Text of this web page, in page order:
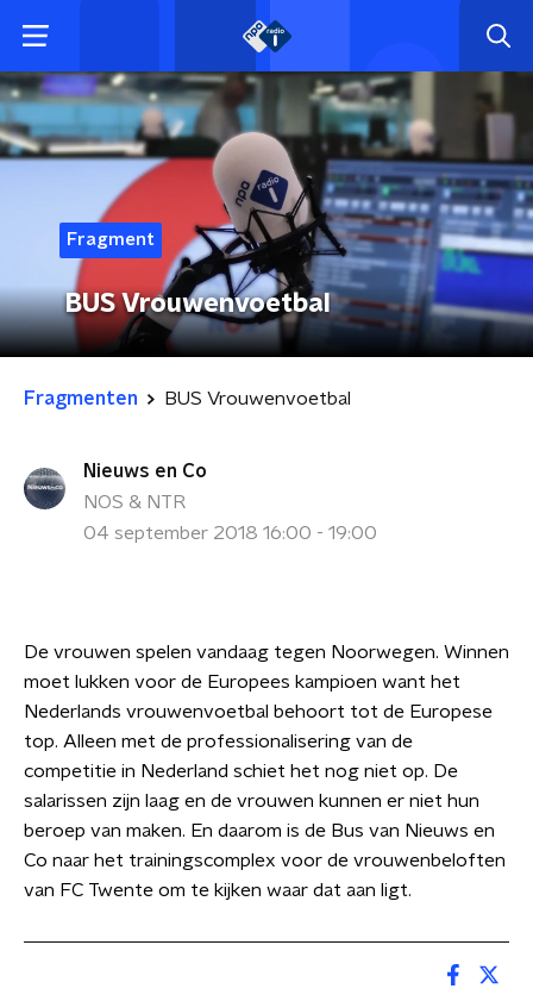
Fragment
BUS Vrouwenvoetbal
Fragmenten BUS Vrouwenvoetbal
Nieuws en Co
NOS & NTR
04 september 2018 16:00 - 19:00
De vrouwen spelen vandaag tegen Noorwegen. Winnen
moet lukken voor de Europees kampioen want het
Nederlands vrouwenvoetbal behoort tot de Europese
top. Alleen met de professionalisering van de
competitie in Nederland schiet het nog niet op. De
salarissen zijn laag en de vrouwen kunnen er niet hun
beroep van maken. En daarom is de Bus van Nieuws en
Co naar het trainingscomplex voor de vrouwenbeloften
van FC Twente om te kijken waar dat aan ligt.